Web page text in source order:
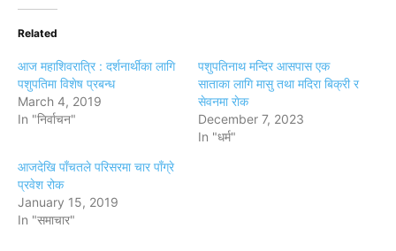
Related
आज महाशिवरात्रि : दर्शनार्थीका लागि
पशुपतिमा विशेष प्रबन्ध
March 4, 2019
In "निर्वाचन"
पशुपतिनाथ मन्दिर आसपास एक
साताका लागि मासु तथा मदिरा बिक्री र
सेवनमा राेक
December 7, 2023
In "धर्म"
आजदेखि पाँचतले परिसरमा चार पाँग्रे
प्रवेश रोक
January 15, 2019
In "समाचार"